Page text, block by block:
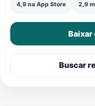
4,9 na App Store 2,9
Baixar
Buscar